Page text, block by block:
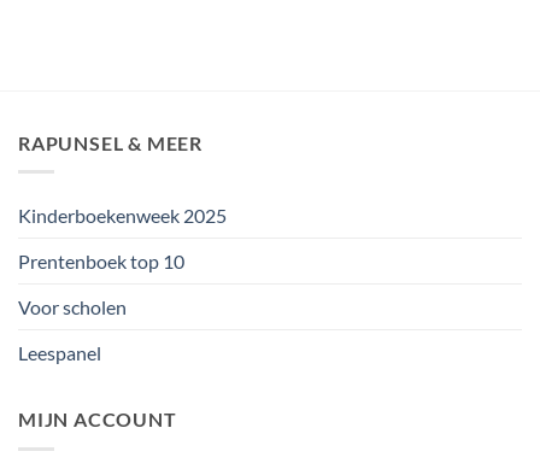
RAPUNSEL & MEER
Kinderboekenweek 2025
Prentenboek top 10
Voor scholen
Leespanel
MIJN ACCOUNT